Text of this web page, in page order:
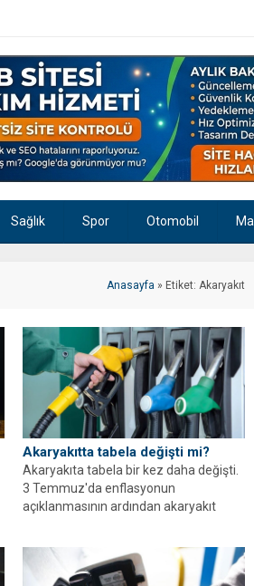
Sağlık Spor Otomobil
Anasayfa » Etiket: Akaryakıt
Akaryakıtta tabela değişti mi?
Akaryakıta tabela bir kez daha değişti.
3 Temmuz'da enflasyonun
açıklanmasının ardından akaryakıt